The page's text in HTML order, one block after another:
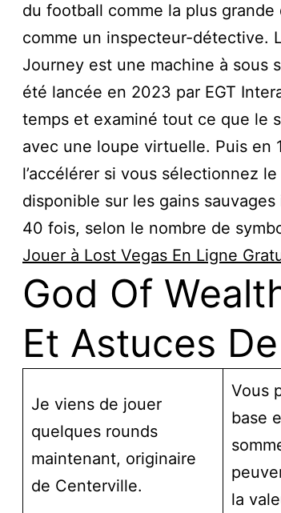
du football comme la plus grande
comme un inspecteur-détective.
Journey est une machine à sous
été lancée en 2023 par EGT
temps et examiné tout ce que le
avec une loupe virtuelle. Puis en
l’accélérer si vous sélectionnez
disponible sur les gains
40 fois, selon le nombre de
Jouer à Lost Vegas En Ligne
God Of
Et Astuces
Je viens de jouer
quelques rounds
maintenant, originaire
de Centerville.
Vous
base
la